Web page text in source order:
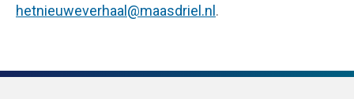
hetnieuweverhaal@maasdriel.nl.